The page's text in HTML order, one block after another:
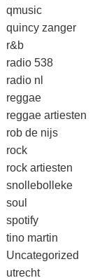
qmusic
quincy zanger
r&b
radio 538
radio nl
reggae
reggae artiesten
rob de nijs
rock
rock artiesten
snollebolleke
soul
spotify
tino martin
Uncategorized
utrecht